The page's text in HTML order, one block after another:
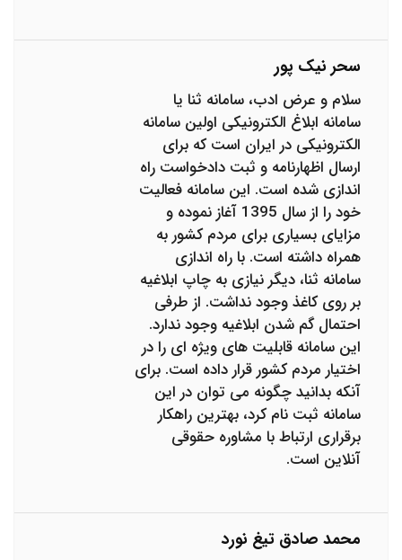
سحر نیک پور
سلام و عرض ادب، سامانه ثنا یا
سامانه ابلاغ الکترونیکی اولین سامانه
الکترونیکی در ایران است که برای
ارسال اظهارنامه و ثبت دادخواست راه
اندازی شده است. این سامانه فعالیت
خود را از سال 1395 آغاز نموده و
مزایای بسیاری برای مردم کشور به
همراه داشته است. با راه اندازی
سامانه ثنا، دیگر نیازی به چاپ ابلاغیه
بر روی کاغذ وجود نداشت. از طرفی
احتمال گم شدن ابلاغیه وجود ندارد.
این سامانه قابلیت های ویژه ای را در
اختیار مردم کشور قرار داده است. برای
آنکه بدانید چگونه می توان در این
سامانه ثبت نام کرد، بهترین راهکار
برقراری ارتباط با مشاوره حقوقی
آنلاین است.
محمد صادق تیغ نورد